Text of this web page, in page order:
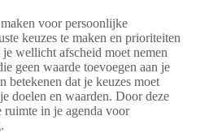
voor persoonlijke
keuzes te maken en prioriteiten
wellicht afscheid moet nemen
geen waarde toevoegen aan je
betekenen dat je keuzes moet
doelen en waarden. Door deze
ruimte in je agenda voor